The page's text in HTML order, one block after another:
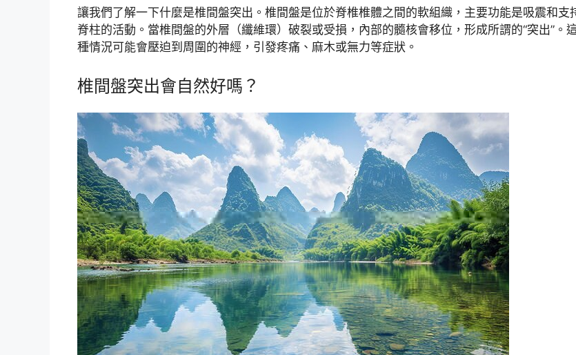
讓我們了解一下什麼是椎間盤突出。椎間盤是位於脊椎椎體之間的軟組織，主要功能是吸震和支
脊柱的活動。當椎間盤的外層（纖維環）破裂或受損，內部的髓核會移位，形成所謂的“突出”。
種情況可能會壓迫到周圍的神經，引發疼痛、麻木或無力等症狀。
椎間盤突出會自然好嗎？